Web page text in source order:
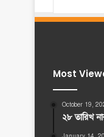
Most
October 19,
২৮ তারিখ